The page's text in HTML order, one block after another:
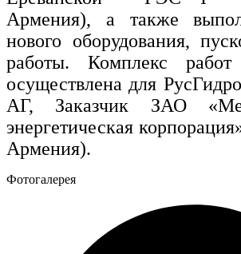
Армения), а также
нового оборудования,
работы. Комплекс
осуществлена для
АГ, Заказчик ЗАО
энергетическая
Армения).
Фотогалерея